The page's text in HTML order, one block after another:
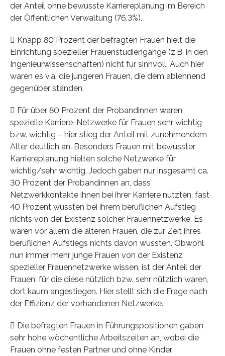
der Anteil ohne bewusste Karriereplanung im Bereich
der Öffentlichen Verwaltung (76,3%).
 Knapp 80 Prozent der befragten Frauen hielt die
Einrichtung spezieller Frauenstudiengänge (z.B. in den
Ingenieurwissenschaften) nicht für sinnvoll. Auch hier
waren es v.a. die jüngeren Frauen, die dem ablehnend
gegenüber standen.
 Für über 80 Prozent der Probandinnen waren
spezielle Karriere-Netzwerke für Frauen sehr wichtig
bzw. wichtig – hier stieg der Anteil mit zunehmendem
Alter deutlich an. Besonders Frauen mit bewusster
Karriereplanung hielten solche Netzwerke für
wichtig/sehr wichtig. Jedoch gaben nur insgesamt ca.
30 Prozent der Probandinnen an, dass
Netzwerkkontakte ihnen bei ihrer Karriere nützten, fast
40 Prozent wussten bei ihrem beruflichen Aufstieg
nichts von der Existenz solcher Frauennetzwerke. Es
waren vor allem die älteren Frauen, die zur Zeit ihres
beruflichen Aufstiegs nichts davon wussten. Obwohl
nun immer mehr junge Frauen von der Existenz
spezieller Frauennetzwerke wissen, ist der Anteil der
Frauen, für die diese nützlich bzw. sehr nützlich waren,
dort kaum angestiegen. Hier stellt sich die Frage nach
der Effizienz der vorhandenen Netzwerke.
 Die befragten Frauen in Führungspositionen gaben
sehr hohe wöchentliche Arbeitszeiten an, wobei die
Frauen ohne festen Partner und ohne Kinder